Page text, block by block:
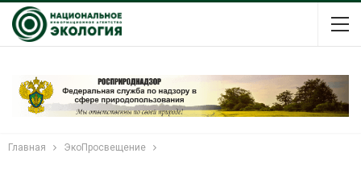
Главная ЭкоПросвещение